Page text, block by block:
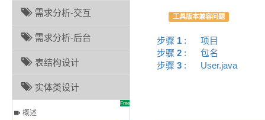
需求分析-交互
需求分析-后台
表结构设计
实体类设计
概述
Free
工具版本兼容问题
步骤 1 :
项目
步骤 2 :
包名
步骤 3 : User.java